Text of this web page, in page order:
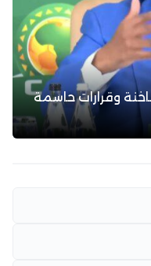
وقرارات حاسمة